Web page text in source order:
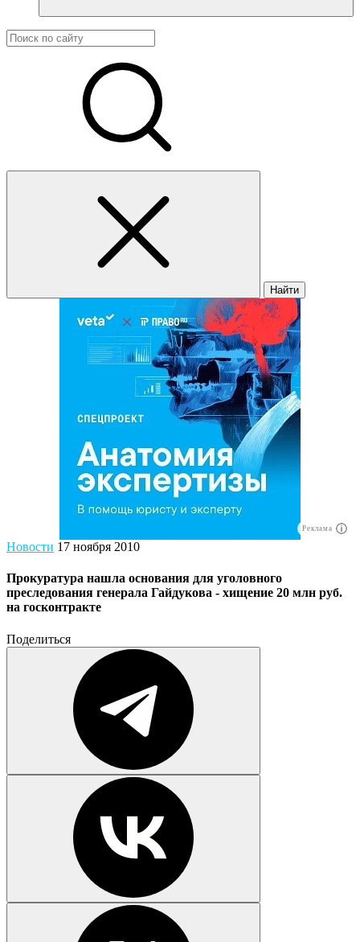
Найти
Реклама
Новости 17 ноября 2010
Прокуратура нашла основания для уголовного
преследования генерала Гайдукова - хищение 20 млн руб.
на госконтракте
Поделиться